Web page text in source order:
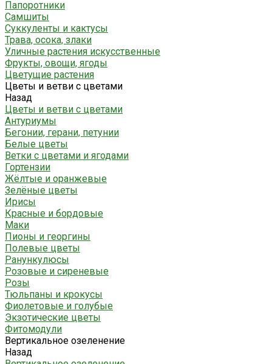
Папоротники
Самшиты
Суккуленты и кактусы
Трава, осока, злаки
Уличные растения искусственные
Фрукты, овощи, ягоды
Цветущие растения
Цветы и ветви с цветами
Назад
Цветы и ветви с цветами
Антуриумы
Бегонии, герани, петунии
Белые цветы
Ветки с цветами и ягодами
Гортензии
Жёлтые и оранжевые
Зелёные цветы
Ирисы
Красные и бордовые
Маки
Пионы и георгины
Полевые цветы
Ранункулюсы
Розовые и сиреневые
Розы
Тюльпаны и крокусы
Фиолетовые и голубые
Экзотические цветы
Фитомодули
Вертикальное озеленение
Назад